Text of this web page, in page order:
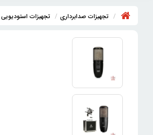
تجهیزات صدابرداری تجهیزات استودیویی